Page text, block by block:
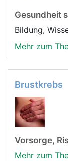
Gesundheit
Bildung,
Mehr zum
Brustkrebs
Vorsorge,
Mehr zum